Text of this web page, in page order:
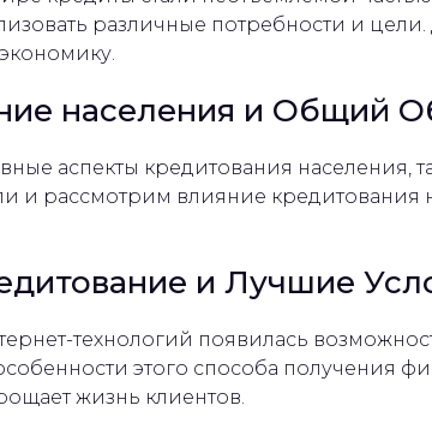
различные потребности и
населения и Общий
аспекты кредитования населения,
и рассмотрим влияние
и Лучшие
технологий появилась
этого способа получения
жизнь клиентов.